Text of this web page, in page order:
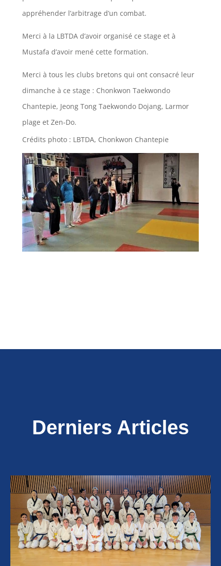
appréhender l’arbitrage d’un combat.
Merci à la LBTDA d’avoir organisé ce stage et à
Mustafa d’avoir mené cette formation.
Merci à tous les clubs bretons qui ont consacré leur
dimanche à ce stage : Chonkwon Taekwondo
Chantepie, Jeong Tong Taekwondo Dojang, Larmor
plage et Zen-Do.
Crédits photo : LBTDA, Chonkwon Chantepie
Derniers Articles